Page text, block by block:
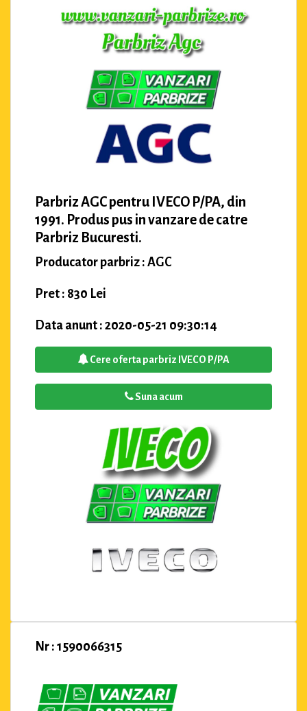
Parbriz AGC pentru IVECO P/PA, din
1991. Produs pus in vanzare de catre
Parbriz Bucuresti.
Producator parbriz : AGC
Pret : 830 Lei
Data anunt : 2020-05-21 09:30:14
Cere oferta parbriz IVECO P/PA
Suna acum
Nr : 1590066315